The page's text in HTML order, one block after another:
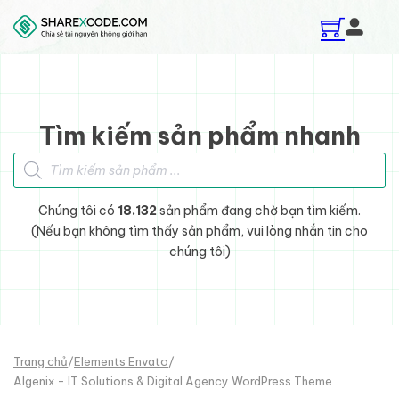
Skip to main content
Skip to footer
Tìm kiếm sản phẩm nhanh
Tìm kiếm sản phẩm
Chúng tôi có 18.132sản phẩm đang chờ bạn tìm kiếm.
(Nếu bạn không tìm thấy sản phẩm, vui lòng nhắn tin cho
chúng tôi)
Trang chủ/Elements Envato/
Algenix - IT Solutions & Digital Agency WordPress Theme